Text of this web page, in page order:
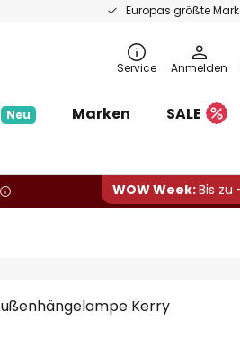
Europas größte
Service Anmelden
Neu Marken
SALE
WOW Week:Bis zu
Kerry